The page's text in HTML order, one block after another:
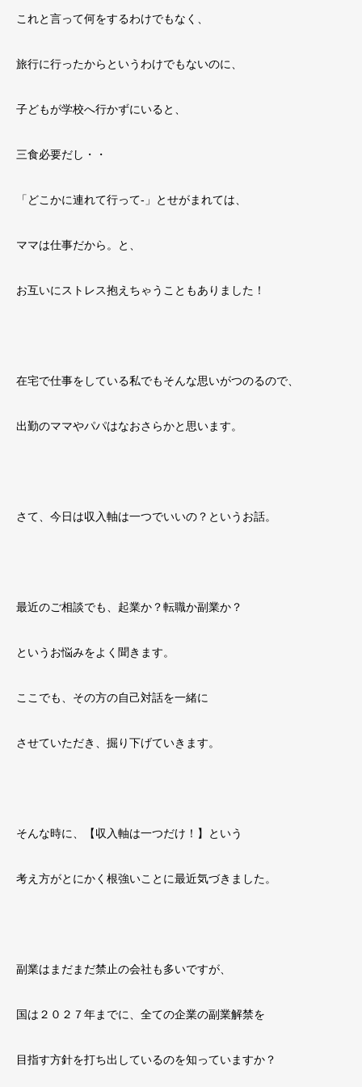
これと言って何をするわけでもなく、
旅行に行ったからというわけでもないのに、
子どもが学校へ行かずにいると、
三食必要だし・・
「どこかに連れて行って‐」とせがまれては、
ママは仕事だから。と、
お互いにストレス抱えちゃうこともありました！
在宅で仕事をしている私でもそんな思いがつのるので、
出勤のママやパパはなおさらかと思います。
さて、今日は収入軸は一つでいいの？というお話。
最近のご相談でも、起業か？転職か副業か？
というお悩みをよく聞きます。
ここでも、その方の自己対話を一緒に
させていただき、掘り下げていきます。
そんな時に、【収入軸は一つだけ！】という
考え方がとにかく根強いことに最近気づきました。
副業はまだまだ禁止の会社も多いですが、
国は２０２７年までに、全ての企業の副業解禁を
目指す方針を打ち出しているのを知っていますか？